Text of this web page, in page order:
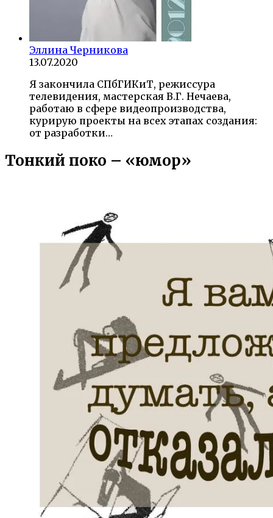
Эллина Черникова
13.07.2020
Я закончила СПбГИКиТ, режиссура
телевидения, мастерская В.Г. Нечаева,
работаю в сфере видеопроизводства,
курирую проекты на всех этапах создания:
от разработки…
Тонкий поко – «юмор»